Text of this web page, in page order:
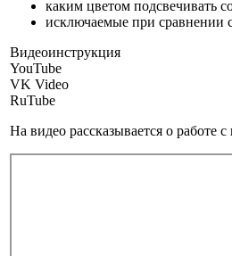
каким цветом подсвечивать
исключаемые при сравнении
Видеоинструкция
YouTube
VK Video
RuTube
На видео рассказывается о работе